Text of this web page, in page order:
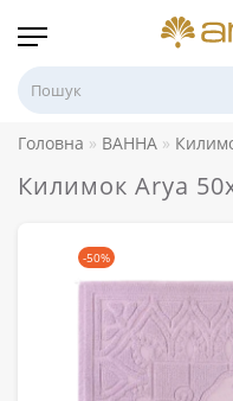
Головна ВАННА
Килимок Arya
-50%